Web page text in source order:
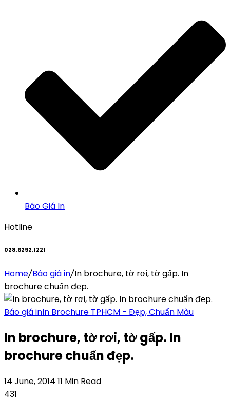
Báo Giá In
Hotline
028.6292.1221
Home/Báo giá in/In brochure, tờ rơi, tờ gấp. In
brochure chuẩn đẹp.
Báo giá inIn Brochure TPHCM - Đẹp, Chuẩn Màu
In brochure, tờ rơi, tờ gấp. In
brochure chuẩn đẹp.
14 June, 2014 11 Min Read
431